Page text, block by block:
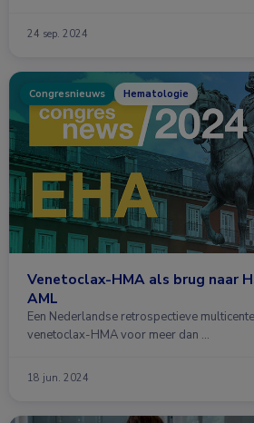
24 sep. 2024
Congresnieuws Hematologie
Venetoclax-HMA als brug naar
AML
Een Nederlandse retrospectieve
venetoclax-HMA voor meer dan …
18 jun. 2024